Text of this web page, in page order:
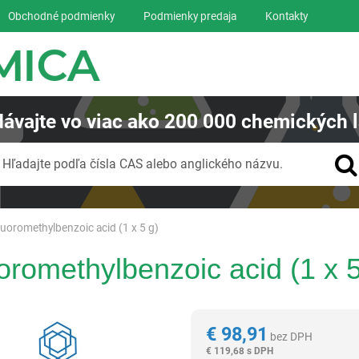
acid (1 x 5 g)
acid (1 x
€98,91 bez DPH
€ 119,68 s DPH
Obchodné podmienky Podmienky predaja Kontakty
vo viac ako200 000 chemických
Hľadajte podľa čísla CAS alebo anglického názvu.